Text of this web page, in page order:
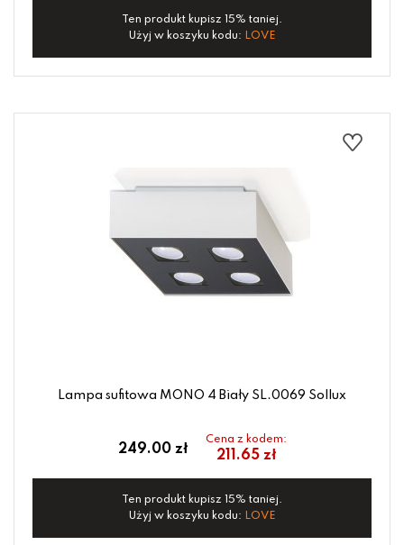
Ten produkt kupisz 15% taniej.
Użyj w koszyku kodu: LOVE
Lampa sufitowa MONO 4 Biały SL.0069 Sollux
249.00 zł
Cena z kodem:
211.65 zł
Ten produkt kupisz 15% taniej.
Użyj w koszyku kodu: LOVE